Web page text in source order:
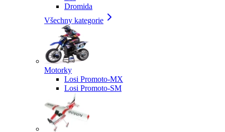
Dromida
Všechny kategorie
Motorky
Losi Promoto-MX
Losi Promoto-SM